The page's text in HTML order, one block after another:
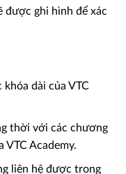
được ghi hình để xác
dài của VTC
thời với các chương
VTC Academy.
liên hệ được trong